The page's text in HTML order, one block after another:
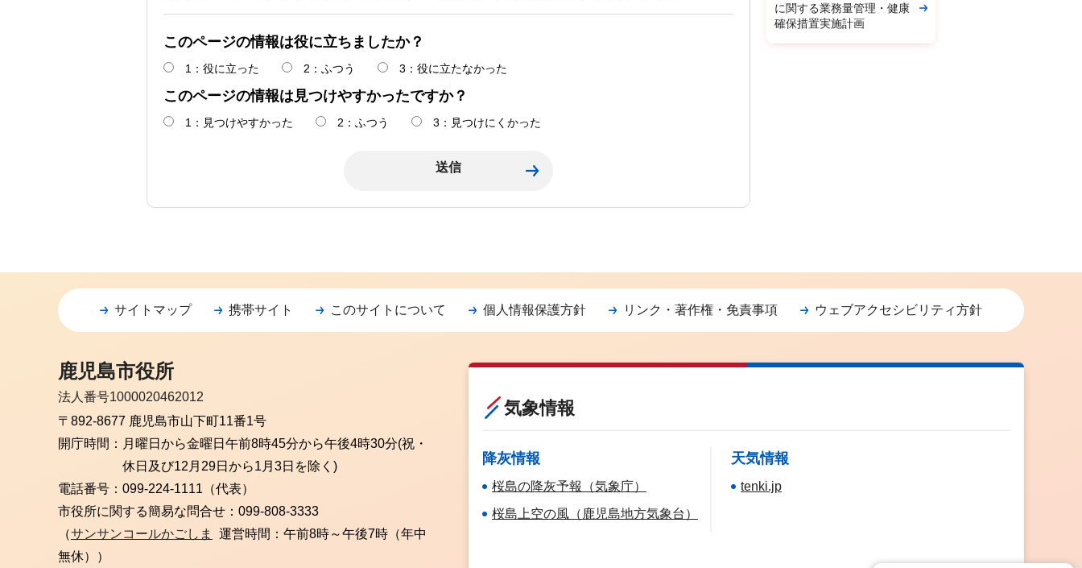
このページの情報は役に立ちましたか？
1：役に立った 2：ふつう 3：役に立たなかった
このページの情報は見つけやすかったですか？
1：見つけやすかった 2：ふつう 3：見つけにくかった
に関する業務量管理・健康
確保措置実施計画
サイトマップ 携帯サイト このサイトについて 個人情報保護方針 リンク・著作権・免責事項 ウェブアクセシビリティ方針
鹿児島市役所
法人番号1000020462012
〒892-8677 鹿児島市山下町11番1号
開庁時間： 月曜日から金曜日 午前8時45分から午後4時30分(祝・
休日及び12月29日から1月3日を除く)
電話番号： 099-224-1111（代表）
市役所に関する簡易な問合せ： 099-808-3333
（サンサンコールかごしま
運営時間：午前8時～午後7時（年中
無休））
気象情報
降灰情報
桜島の降灰予報（気象庁）
桜島上空の風（鹿児島地方気象台）
天気情報
tenki.jp